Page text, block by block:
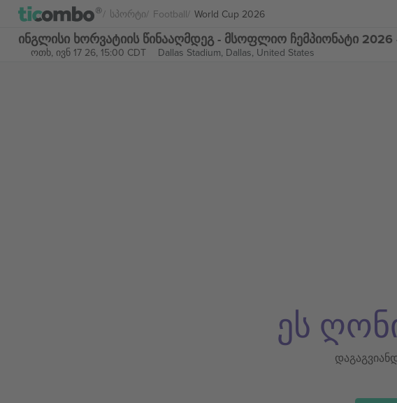
Სპორტი Football World Cup 2026
ინგლისი ხორვატიის წინააღმდეგ - მსოფლიო ჩემპიონატი
ოთხ, ივნ 17 26, 15:00 CDT Dallas Stadium, Dallas, United States
ეს